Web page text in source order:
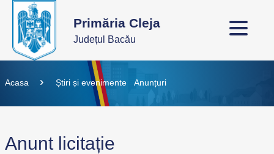
Primăria Cleja
Județul Bacău
Acasa Știri și evenimente Anunțuri
Anunt licitație